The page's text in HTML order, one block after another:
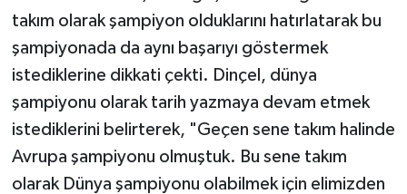
takım olarak şampiyon olduklarını hatırlatarak bu
şampiyonada da aynı başarıyı göstermek
istediklerine dikkati çekti. Dinçel, dünya
şampiyonu olarak tarih yazmaya devam etmek
istediklerini belirterek, "Geçen sene takım halinde
Avrupa şampiyonu olmuştuk. Bu sene takım
olarak Dünya şampiyonu olabilmek için elimizden